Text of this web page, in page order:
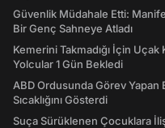
Güvenlik Müdahale Etti:
Bir Genç Sahneye Atladı
Kemerini Takmadığı İçin
Yolcular 1 Gün Bekledi
ABD Ordusunda Görev
Sıcaklığını Gösterdi
Suça Sürüklenen Çocuklara